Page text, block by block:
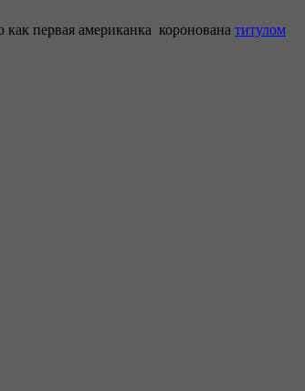
первая американка коронована титулом